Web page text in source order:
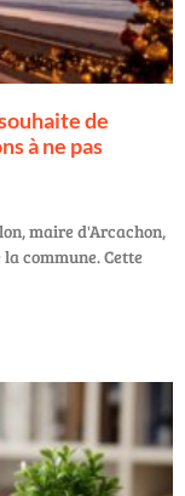
de
à ne pas
maire d'Arcachon,
commune. Cette